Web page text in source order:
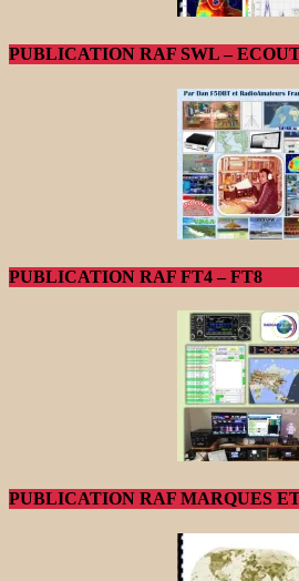
PUBLICATION RAF SWL –
PUBLICATION RAF FT4 – FT8
PUBLICATION RAF MARQUES